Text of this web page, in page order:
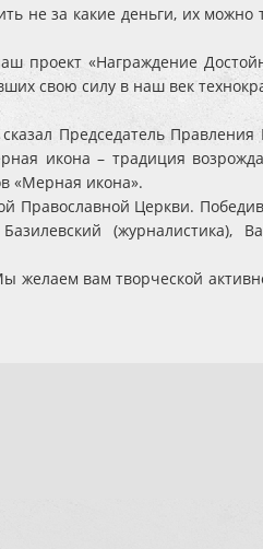
не за какие деньги, их можно
проект «Награждение
свою силу в наш век
Председатель Правления
икона – традиция
«Мерная икона».
Православной Церкви.
(журналистика),
желаем вам творческой